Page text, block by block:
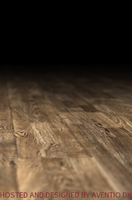
HOSTED AND DESIGNED BY AVENTIO.DK